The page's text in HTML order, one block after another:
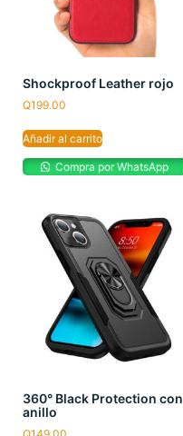
Shockproof Leather rojo
Q199.00
Añadir al carrito
Compra por WhatsApp
360° Black Protection con
anillo